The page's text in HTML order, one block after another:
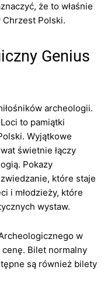
że to właśnie
Chrzest Polski.
Genius
archeologii.
to pamiątki
Wyjątkowe
świetnie łączy
Pokazy
które staje
i młodzieży, które
wystaw.
w
Bilet normalny
są również bilety